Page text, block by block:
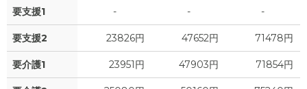
要支援1 - - -
要支援2 23826円 47652円 71478円
要介護1 23951円 47903円 71854円